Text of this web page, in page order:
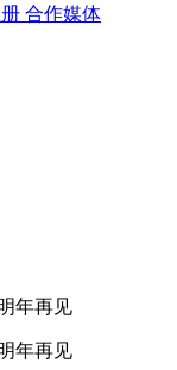
合作媒体
年再见
年再见